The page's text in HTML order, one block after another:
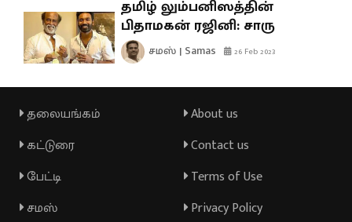
தமிழ் லும்பனிஸத்தின்
பிதாமகன் ரஜினி: சாரு
சமஸ் | Samas 26 Feb 2023
தலையங்கம்
கட்டுரை
பேட்டி
சமஸ்
About us
Contact us
Terms of Use
Privacy Policy